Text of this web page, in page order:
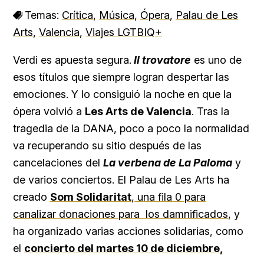
Temas: Crítica, Música, Ópera, Palau de Les
Arts, Valencia, Viajes LGTBIQ+
Verdi es apuesta segura. Il trovatore es uno de
esos títulos que siempre logran despertar las
emociones. Y lo consiguió la noche en que la
ópera volvió a Les Arts de Valencia. Tras la
tragedia de la DANA, poco a poco la normalidad
va recuperando su sitio después de las
cancelaciones del La verbena de La Paloma y
de varios conciertos. El Palau de Les Arts ha
creado Som Solidaritat, una fila 0 para
canalizar donaciones para los damnificados, y
ha organizado varias acciones solidarias, como
el concierto del martes 10 de diciembre,